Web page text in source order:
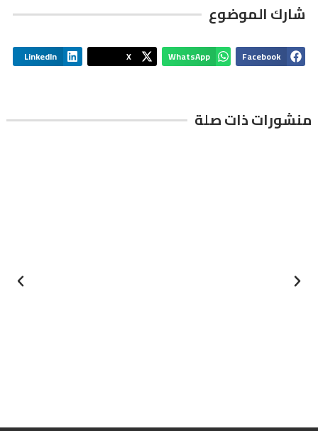
شارك الموضوع
Facebook
WhatsApp
X
LinkedIn
منشورات ذات صلة